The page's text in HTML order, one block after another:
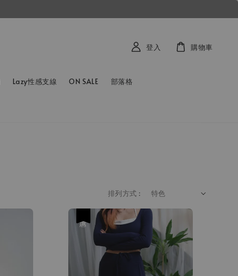
Lazy性感支線 ON SALE 部落格
登入 購物車
排列方式 :